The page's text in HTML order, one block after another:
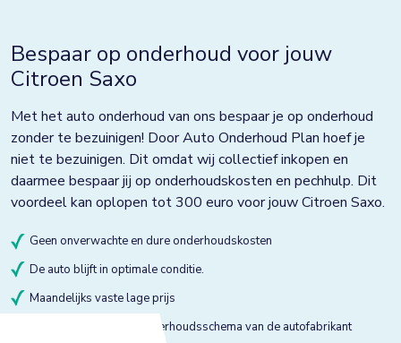
Bespaar op onderhoud voor jouw
Citroen Saxo
Met het auto onderhoud van ons bespaar je op onderhoud
zonder te bezuinigen! Door Auto Onderhoud Plan hoef je
niet te bezuinigen. Dit omdat wij collectief inkopen en
daarmee bespaar jij op onderhoudskosten en pechhulp. Dit
voordeel kan oplopen tot 300 euro voor jouw Citroen Saxo.
Geen onverwachte en dure onderhoudskosten
De auto blijft in optimale conditie.
Maandelijks vaste lage prijs
Onderhoud volgens onderhoudsschema van de autofabrikant